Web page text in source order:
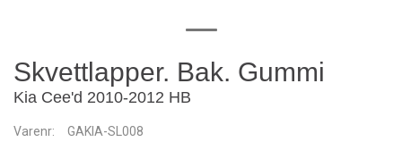
Skvettlapper. Bak. Gummi
Kia Cee'd 2010-2012 HB
Varenr: GAKIA-SL008